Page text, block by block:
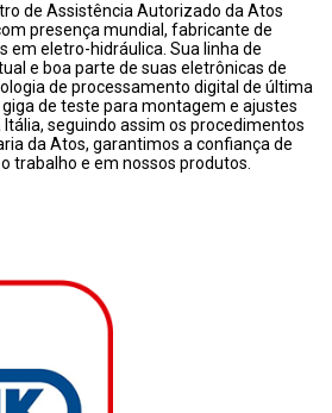
de Assistência Autorizado da Atos
presença mundial, fabricante de
em eletro-hidráulica. Sua linha de
e boa parte de suas eletrônicas de
de processamento digital de última
de teste para montagem e ajustes
seguindo assim os procedimentos
da Atos, garantimos a confiança de
trabalho e em nossos produtos.